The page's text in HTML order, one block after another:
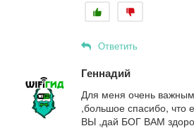
Ответить
Геннадий
Для меня очень
,большое спасибо, что
ВЫ ,дай БОГ ВАМ